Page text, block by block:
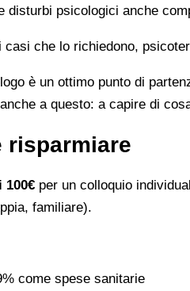
disturbi psicologici anche
che lo richiedono,
è un ottimo punto di
a questo: a capire di
risparmiare
100€ per un colloquio
familiare).
come spese sanitarie